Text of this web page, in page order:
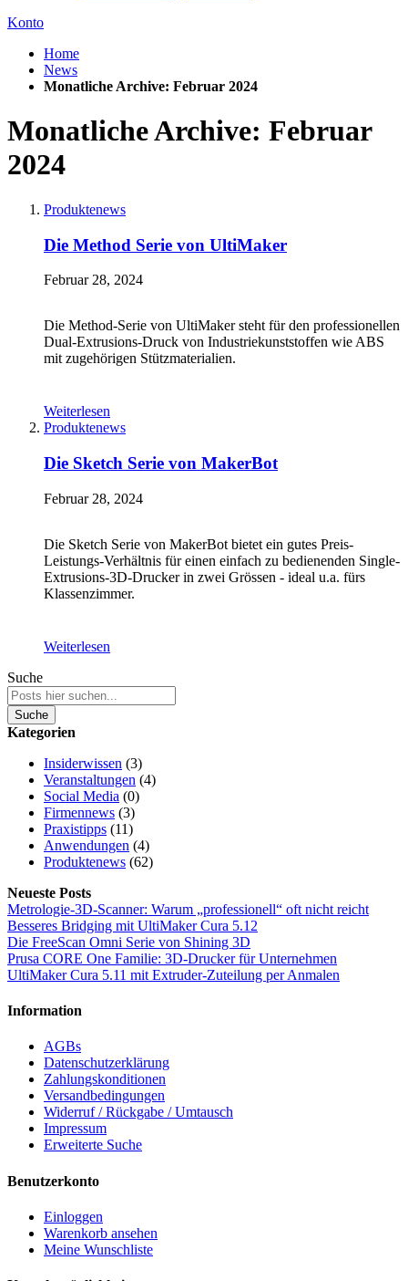
Konto
Home
News
Monatliche Archive: Februar 2024
Monatliche Archive: Februar
2024
Produktenews
Die Method Serie von UltiMaker
Februar 28, 2024
Die Method-Serie von UltiMaker steht für den professionellen
Dual-Extrusions-Druck von Industriekunststoffen wie ABS
mit zugehörigen Stützmaterialien.
Weiterlesen
Produktenews
Die Sketch Serie von MakerBot
Februar 28, 2024
Die Sketch Serie von MakerBot bietet ein gutes Preis-
Leistungs-Verhältnis für einen einfach zu bedienenden Single-
Extrusions-3D-Drucker in zwei Grössen - ideal u.a. fürs
Klassenzimmer.
Weiterlesen
Suche
Suche
Kategorien
Insiderwissen (3)
Veranstaltungen (4)
Social Media (0)
Firmennews (3)
Praxistipps (11)
Anwendungen (4)
Produktenews (62)
Neueste Posts
Metrologie-3D-Scanner: Warum „professionell“ oft nicht reicht
Besseres Bridging mit UltiMaker Cura 5.12
Die FreeScan Omni Serie von Shining 3D
Prusa CORE One Familie: 3D-Drucker für Unternehmen
UltiMaker Cura 5.11 mit Extruder-Zuteilung per Anmalen
Information
AGBs
Datenschutzerklärung
Zahlungskonditionen
Versandbedingungen
Widerruf / Rückgabe / Umtausch
Impressum
Erweiterte Suche
Benutzerkonto
Einloggen
Warenkorb ansehen
Meine Wunschliste